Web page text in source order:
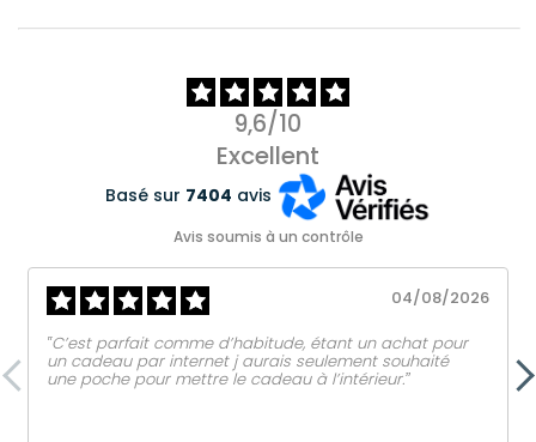
9,6/10
Excellent
Basé sur 7404 avis
Avis soumis à un contrôle
04/08/2026
‟C’est parfait comme d’habitude, étant un achat pour
un cadeau par internet j aurais seulement souhaité
une poche pour mettre le cadeau à l’intérieur.ˮ